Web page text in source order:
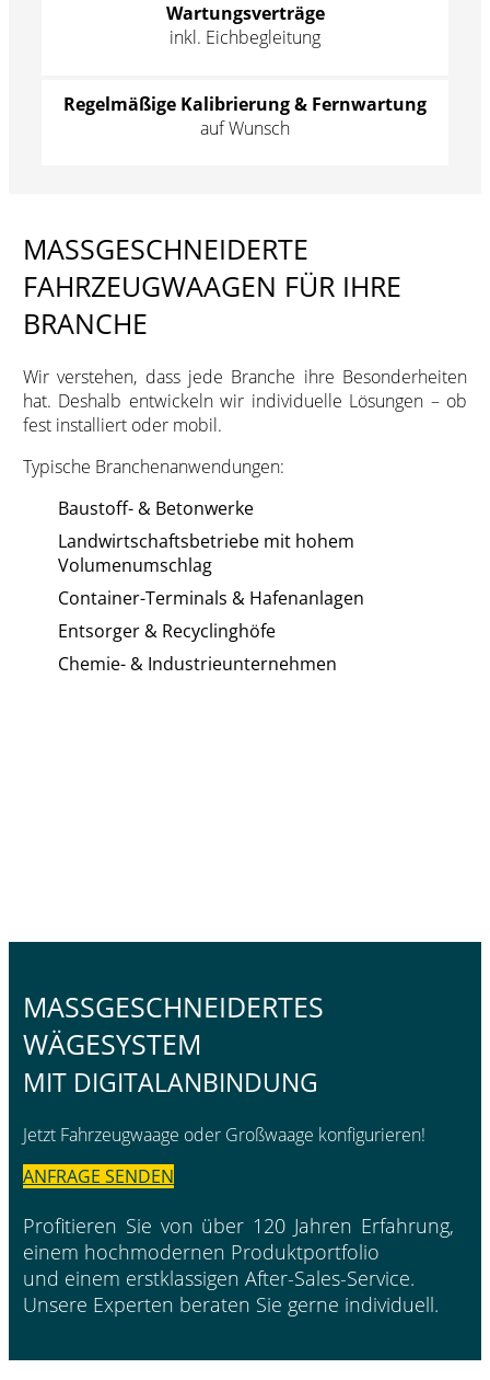
Wartungsverträge
inkl. Eichbegleitung
Regelmäßige Kalibrierung & Fernwartung
auf Wunsch
MASSGESCHNEIDERTE F
AHRZEUGWAAGEN FÜR IHRE B
RANCHE
Wir verstehen, dass jede Branche ihre Besonderheiten
hat. Deshalb entwickeln wir individuelle Lösungen – ob
fest installiert oder mobil.
Typische Branchenanwendungen:
Baustoff- & Betonwerke
Landwirtschaftsbetriebe mit hohem
Volumenumschlag
Container-Terminals & Hafenanlagen
Entsorger & Recyclinghöfe
Chemie- & Industrieunternehmen
MASSGESCHNEIDERTES
WÄGESYSTEM
MIT DIGITALANBINDUNG
Jetzt Fahrzeugwaage oder Großwaage konfigurieren!
ANFRAGE SENDEN
Profitieren Sie von über 120 Jahren Erfahrung,
einem hochmodernen Produktportfolio
und einem erstklassigen After-Sales-Service.
Unsere Experten beraten Sie gerne individuell.